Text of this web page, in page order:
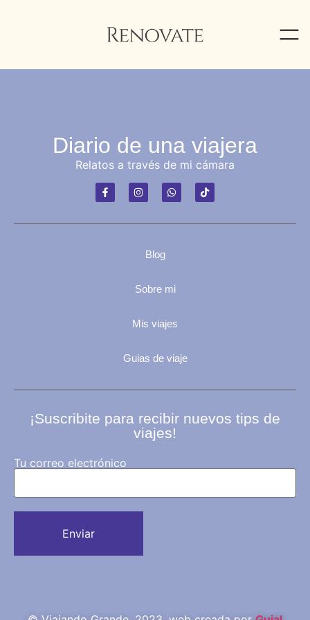
Diario de una viajera
Relatos a través de mi cámara
Blog
Sobre mi
Mis viajes
Guias de viaje
¡Suscribite para recibir nuevos tips de
viajes!
Tu correo electrónico